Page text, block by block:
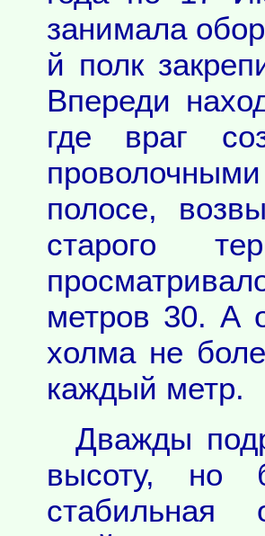
занимала
й полк
Впереди
где враг
полосе,
старого
метров 30. А
холма не
каждый метр.
Дважды
высоту, но
стабильная